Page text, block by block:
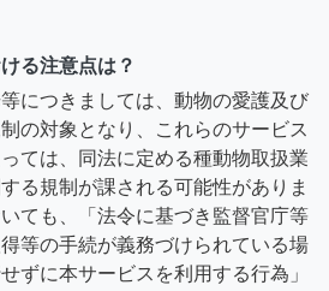
る注意点は？
につきましては、動物の愛護及び
の対象となり、これらのサービス
ては、同法に定める種動物取扱業
る規制が課される可能性がありま
ても、「法令に基づき監督官庁等
等の手続が義務づけられている場
ずに本サービスを利用する行為」